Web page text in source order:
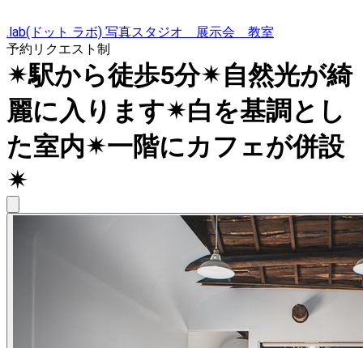
.lab(ドット ラボ) 写真スタジオ 展示会 教室
予約リクエスト制
✴︎駅から徒歩5分✴︎自然光が綺
麗に入ります✴︎白を基調とし
た室内✴︎一階にカフェが併設
✴︎